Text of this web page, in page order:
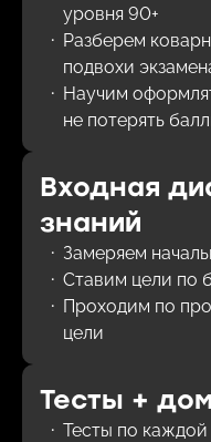
уровня 90+
Разберем
подвохи
Научим
не потерять
Входная
знаний
Замеряем
Ставим цели по
Проходим по
цели
Тесты +
Тесты по каждой